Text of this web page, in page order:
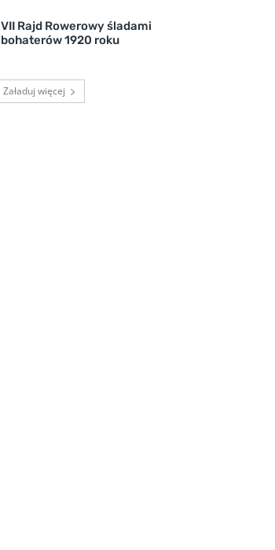
VII Rajd Rowerowy śladami
bohaterów 1920 roku
Załaduj więcej